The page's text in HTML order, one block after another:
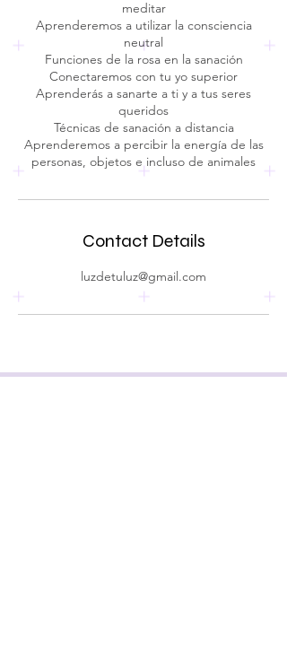
meditar
Aprenderemos a utilizar la consciencia
neutral
Funciones de la rosa en la sanación
Conectaremos con tu yo superior
Aprenderás a sanarte a ti y a tus seres
queridos
Técnicas de sanación a distancia
Aprenderemos a percibir la energía de las
personas, objetos e incluso de animales
Contact Details
luzdetuluz@gmail.com